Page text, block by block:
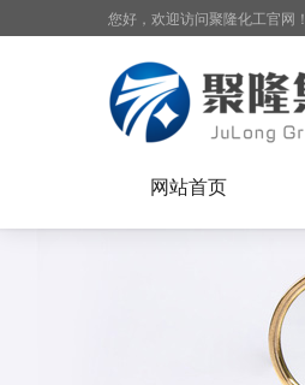
您好，欢迎访问聚隆化工官网！
网站首页